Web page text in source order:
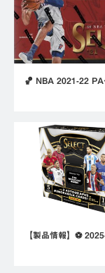
🏀 NBA 2021-22
【製品情報】⚽